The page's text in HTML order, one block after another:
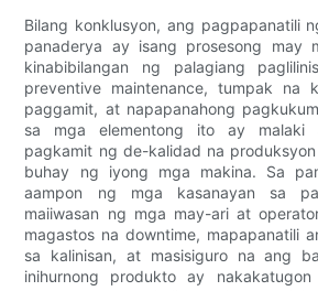
Bilang konklusyon, ang pagpapanatili
panaderya ay isang prosesong may
kinabibilangan ng palagiang
preventive maintenance, tumpak na
paggamit, at napapanahong
sa mga elementong ito ay malaki
pagkamit ng de-kalidad na
buhay ng iyong mga makina. Sa
aampon ng mga kasanayan sa
maiiwasan ng mga may-ari at
magastos na downtime, mapapanatili
sa kalinisan, at masisiguro na ang
inihurnong produkto ay